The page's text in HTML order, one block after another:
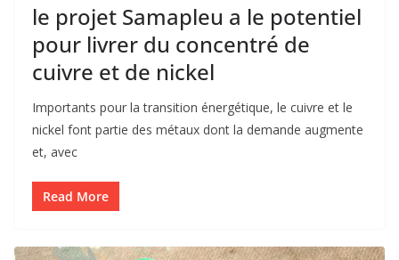
le projet Samapleu a le potentiel
pour livrer du concentré de
cuivre et de nickel
Importants pour la transition énergétique, le cuivre et le
nickel font partie des métaux dont la demande augmente
et, avec
Read More